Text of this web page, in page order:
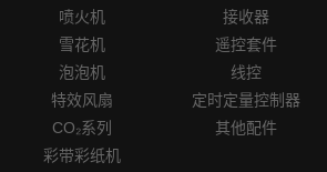
喷火机
雪花机
泡泡机
特效风扇
CO₂系列
彩带彩纸机
接收器
遥控套件
线控
定时定量控制器
其他配件